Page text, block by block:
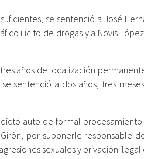
se sentenció a José
ilícito de drogas y a Novis
años de localización
sentenció a dos años, tres
dictó auto de formal
por suponerle responsable
sexuales y privación